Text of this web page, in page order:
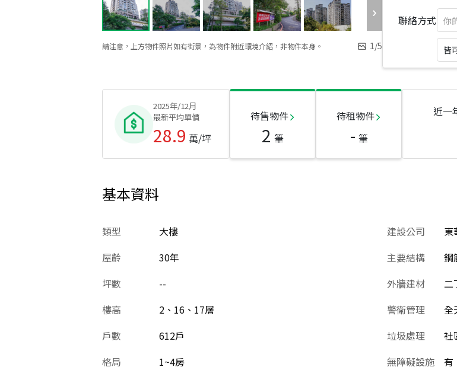
請注意，上方物件照片如有街景，為物件附近環境介紹，非物件本身。 1/5
聯絡方式
皆
2025年/12月
最新平均單價
28.9 萬/坪
待售物件
2 筆
待租物件
- 筆
近一
基本資料
類型
大樓
屋齡
30年
坪數
--
樓高
2、16、17層
戶數
612戶
格局
1~4房
建設公司
東
主要結構
鋼
外牆建材
二
警衛管理
全
垃圾處理
社
無障礙設施
有